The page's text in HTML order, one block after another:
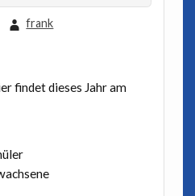
frank
findet dieses Jahr am